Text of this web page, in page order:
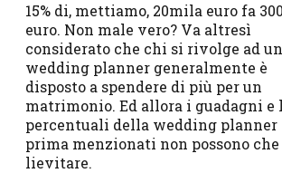
15% di, mettiamo, 20mila euro fa
euro. Non male vero? Va altresì
considerato che chi si rivolge ad
wedding planner generalmente è
disposto a spendere di più per un
matrimonio. Ed allora i guadagni e
percentuali della wedding planner
prima menzionati non possono che
lievitare.